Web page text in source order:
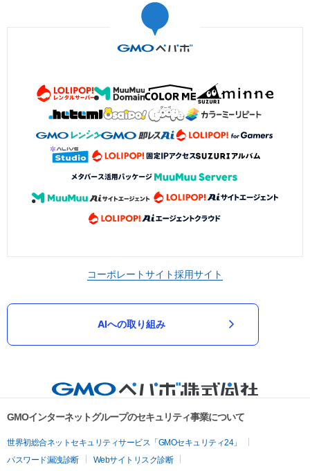
コーポレートサイト採用サイト
AIへの取り組み
GMOインターネットグループのセキュリティ事業について
世界初総合ネットセキュリティサービス「GMOセキュリティ24」
パスワード漏洩診断
Webサイトリスク診断